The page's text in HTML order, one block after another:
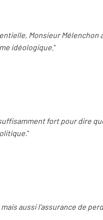
Monsieur
idéologique ."
fort pour dire
"
mais aussi l'assurance de